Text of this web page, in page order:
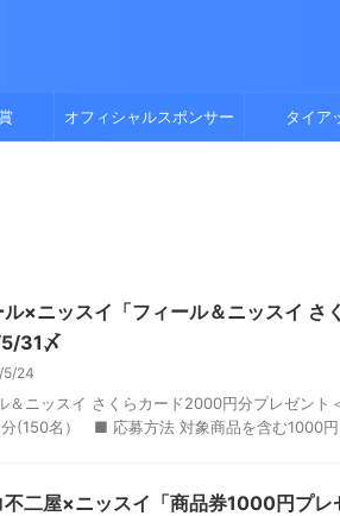
オフィシャルスポンサー タイア
ル×ニッスイ「フィール＆ニッスイ さ
31〆
5/24
＆ニッスイ さくらカード2000円分プレゼン
(150名） ■ 応募方法 対象商品を含む1000
不二屋×ニッスイ「商品券1000円プ